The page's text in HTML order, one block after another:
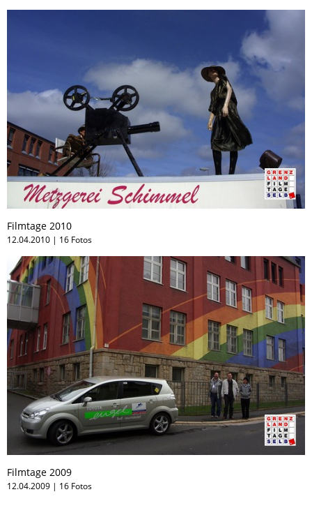
Filmtage 2010
12.04.2010 | 16 Fotos
Filmtage 2009
12.04.2009 | 16 Fotos